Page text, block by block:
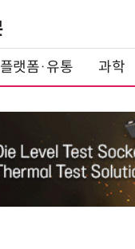
플랫폼·유통 과학